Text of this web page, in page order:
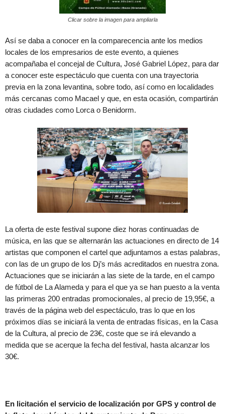
Clicar sobre la imagen para ampliarla
Así se daba a conocer en la comparecencia ante los medios
locales de los empresarios de este evento, a quienes
acompañaba el concejal de Cultura, José Gabriel López, para dar
a conocer este espectáculo que cuenta con una trayectoria
previa en la zona levantina, sobre todo, así como en localidades
más cercanas como Macael y que, en esta ocasión, compartirán
otras ciudades como Lorca o Benidorm.
La oferta de este festival supone diez horas continuadas de
música, en las que se alternarán las actuaciones en directo de 14
artistas que componen el cartel que adjuntamos a estas palabras,
con las de un grupo de los Dj’s más acreditados en nuestra zona.
Actuaciones que se iniciarán a las siete de la tarde, en el campo
de fútbol de La Alameda y para el que ya se han puesto a la venta
las primeras 200 entradas promocionales, al precio de 19,95€, a
través de la página web del espectáculo, tras lo que en los
próximos días se iniciará la venta de entradas físicas, en la Casa
de la Cultura, al precio de 23€, coste que se irá elevando a
medida que se acerque la fecha del festival, hasta alcanzar los
30€.
En licitación el servicio de localización por GPS y control de